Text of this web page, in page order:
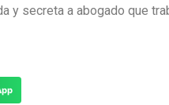
y secreta a abogado que